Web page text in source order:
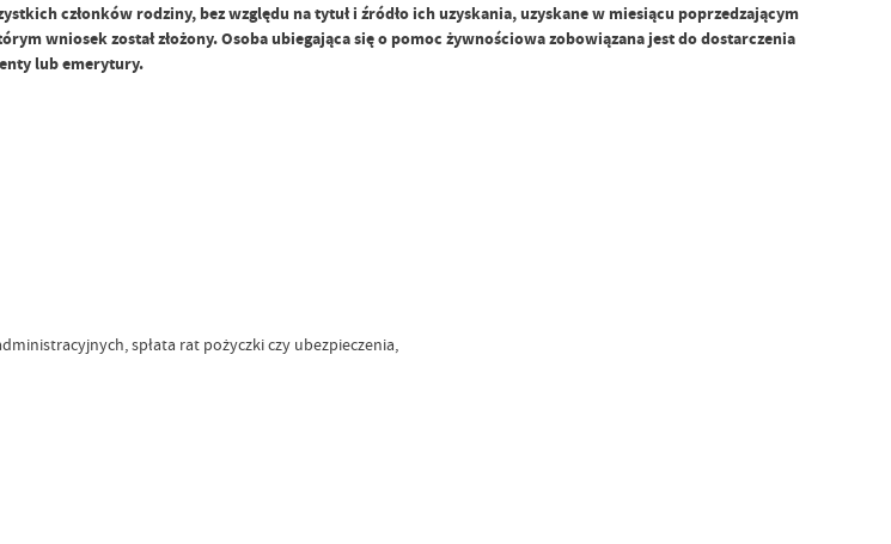
członków rodziny, bez względu na tytuł i źródło ich uzyskania, uzyskane w miesiącu poprzedzającym
wniosek został złożony. Osoba ubiegająca się o pomoc żywnościowa zobowiązana jest do dostarczenia
lub emerytury.
spłata rat pożyczki czy ubezpieczenia,